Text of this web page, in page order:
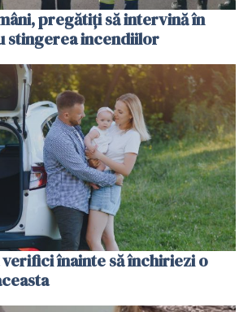
pregătiţi să intervină în
stingerea incendiilor
verifici înainte să închiriezi o